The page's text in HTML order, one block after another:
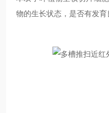
物的生长状态，是否有发育